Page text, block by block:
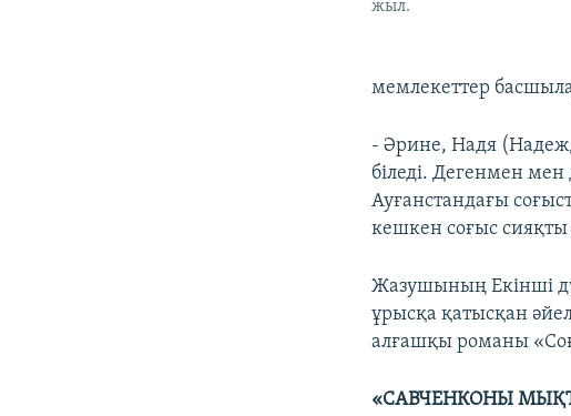
жыл.
мемлекеттер
- Әрине, Надя
біледі. Дегенмен
Ауғанстандағы
кешкен соғыс сияқты
Жазушының Екінші
ұрысқа қатысқан
алғашқы романы
«САВЧЕНКОНЫ